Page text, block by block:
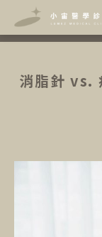
消脂針 vs.